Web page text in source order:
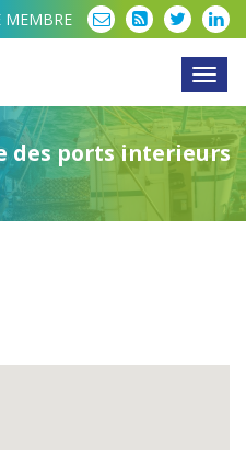
MEMBRE
des ports interieurs